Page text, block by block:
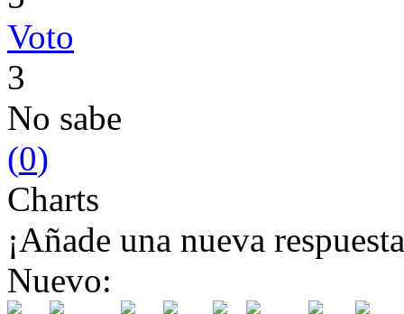
Voto
3
No sabe
(0)
Charts
¡Añade una nueva
Nuevo: